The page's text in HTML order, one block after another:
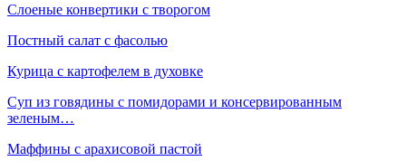
Слоеные конвертики с творогом
Постный салат с фасолью
Курица с картофелем в духовке
Суп из говядины с помидорами и консервированным
зеленым…
Маффины с арахисовой пастой